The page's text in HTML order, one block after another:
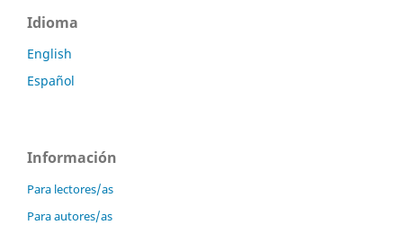
Idioma
English
Español
Información
Para lectores/as
Para autores/as